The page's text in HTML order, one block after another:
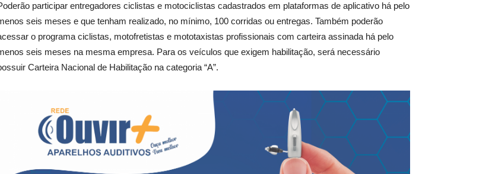
participar entregadores ciclistas e motociclistas cadastrados em plataformas de aplicativo há pelo
seis meses e que tenham realizado, no mínimo, 100 corridas ou entregas. Também poderão
o programa ciclistas, motofretistas e mototaxistas profissionais com carteira assinada há pelo
seis meses na mesma empresa. Para os veículos que exigem habilitação, será necessário
Carteira Nacional de Habilitação na categoria “A”.